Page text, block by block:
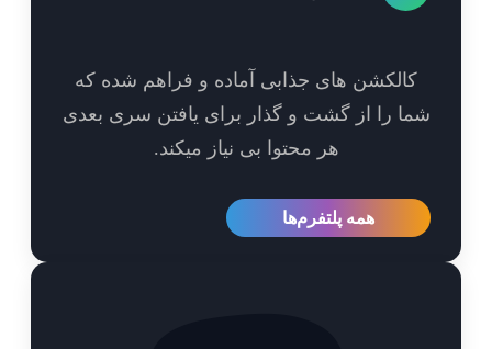
های جذابی آماده و فراهم شده که
را از گشت و گذار برای یافتن سری بعدی
هر محتوا بی نیاز میکند.
همه پلتفرم‌ها